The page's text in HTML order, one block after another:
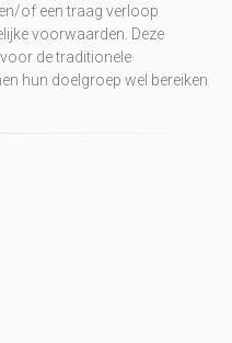
of een traag verloop
voorwaarden. Deze
de traditionele
hun doelgroep wel bereiken